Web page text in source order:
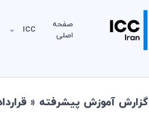
صفحه
اصلی
ICC
گزارش آموزش پيشرفته «